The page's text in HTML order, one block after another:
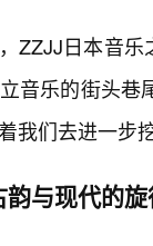
ZZJJ日本音
音乐的街头
我们去进一步
与现代的旋